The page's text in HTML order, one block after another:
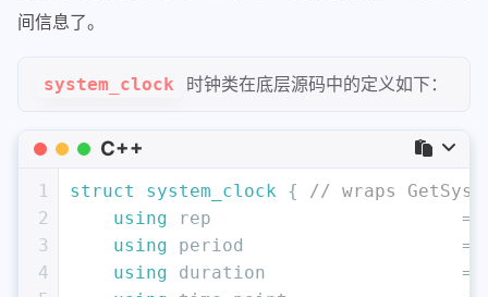
间信息了。
system_clock 时钟类在底层源码中的定义如下：
C++
1
2
3
4
struct system_clock {
// wraps
using rep                       =
using period                    =
using duration                  =